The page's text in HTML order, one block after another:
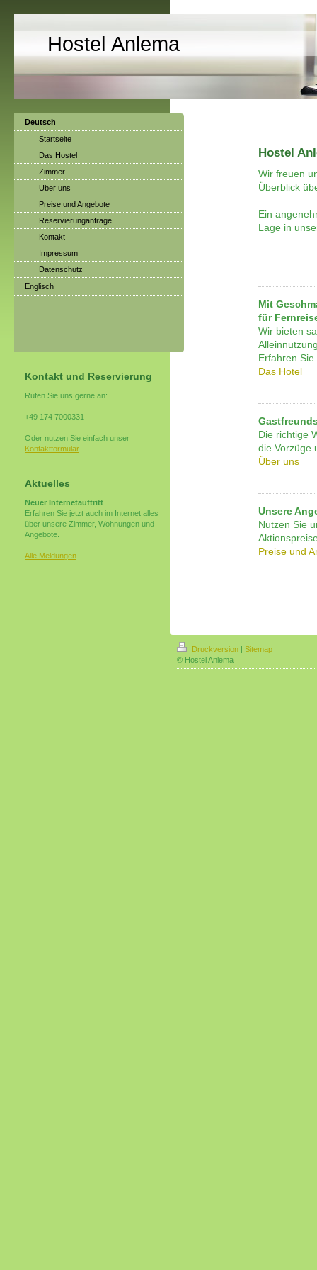
Hostel Anlema
Hostel
Wir freuen
Überblick
Ein
Lage in
Mit
für
Wir bieten
Erfahren Sie
Das Hotel
Die richtige
die Vorzüge
Über uns
Unsere
Nutzen Sie
Preise und
Deutsch
Startseite
Das Hostel
Zimmer
Über uns
Preise und Angebote
Reservierunganfrage
Kontakt
Impressum
Datenschutz
Englisch
Kontakt und Reservierung
Rufen Sie uns gerne an:
+49 174 7000331
Oder nutzen Sie einfach unser
Kontaktformular.
Aktuelles
Neuer Internetauftritt
Erfahren Sie jetzt auch im Internet alles
über unsere Zimmer, Wohnungen und
Angebote.
Alle Meldungen
Druckversion | Sitemap
© Hostel Anlema